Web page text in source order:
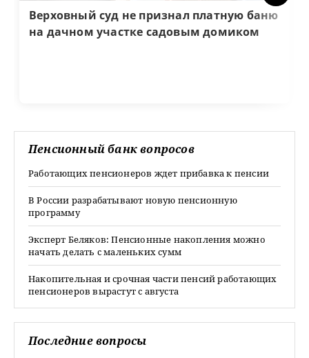
Верховный суд не признал платную баню
на дачном участке садовым домиком
Пенсионный банк вопросов
Работающих пенсионеров ждет прибавка к пенсии
В России разрабатывают новую пенсионную
программу
Эксперт Беляков: Пенсионные накопления можно
начать делать с маленьких сумм
Накопительная и срочная части пенсий работающих
пенсионеров вырастут с августа
Последние вопросы